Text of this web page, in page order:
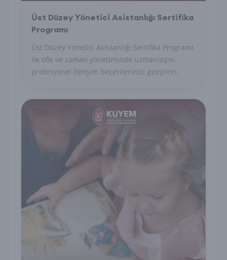
Üst Düzey Yönetici Asistanlığı Sertifika
Programı
Üst Düzey Yönetici Asistanlığı Sertifika Programı
ile ofis ve zaman yönetiminde uzmanlaşın,
profesyonel iletişim becerilerinizi geliştirin.